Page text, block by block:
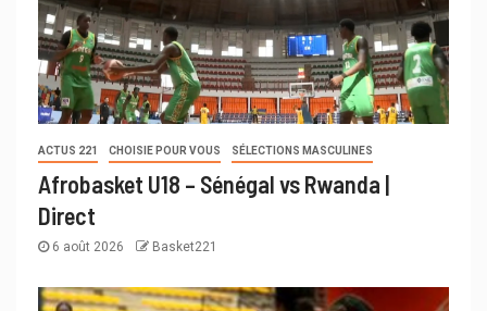
ACTUS 221 CHOISIE POUR VOUS SÉLECTIONS MASCULINES
Afrobasket U18 – Sénégal vs Rwanda |
Direct
6 août 2026 Basket221